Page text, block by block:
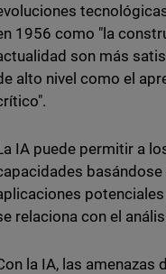
1956 como "la
son más
alto nivel como el
IA puede permitir a
relaciona con el
la IA, las